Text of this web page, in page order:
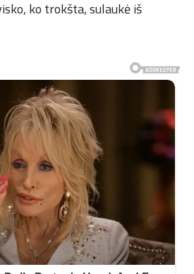
ko trokšta, sulaukė iš